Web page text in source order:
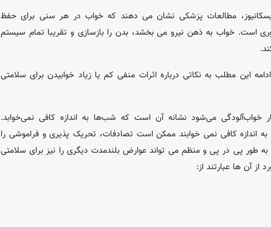
مطالعات پزشکی نشان می دهند که خواب در هر سنی برای حفظ
است. خواب به ذهن نیرو می بخشد، بدن را بازسازی و تقریبا تمام سیستم
این مطلب به نکاتی درباره اثرات منفی کم یا زیاد خوابیدن برای سلامتی
خواب‌آلودگی می‌شود نشانه آن است که شب‌ها به اندازه کافی نمی‌خوابد.
اندازه کافی نمی خوابند ممکن است تصادفات، تحریک پذیری و فراموشی را
به طور پی در پی و منظم می تواند عوارض بلندمدت دیگری را نیز برای سلامتی
از آن ها عبارتند از: